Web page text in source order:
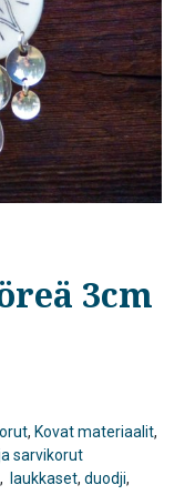
3cm
, Kovat materiaalit,
sarvikorut
, laukkaset, duodji,